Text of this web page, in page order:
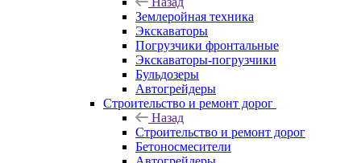
Землеройная техника
Экскаваторы
Погрузчики фронтальные
Экскаваторы-погрузчики
Бульдозеры
Автогрейдеры
Строительство и ремонт дорог
Назад
Строительство и ремонт дорог
Бетоносмесители